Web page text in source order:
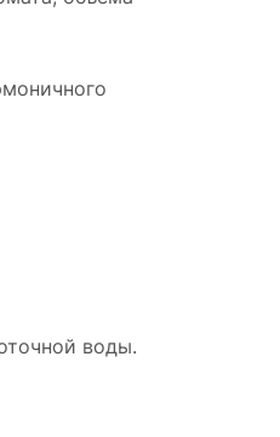
воды.